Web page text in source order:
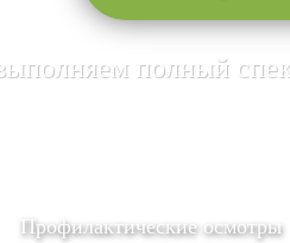
полный
Профилактические осмотры